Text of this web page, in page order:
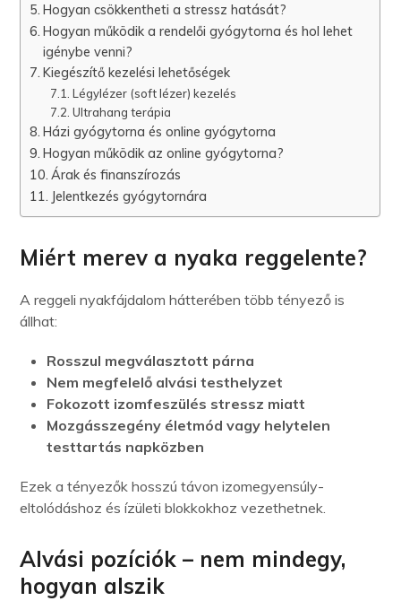
Hogyan csökkentheti a stressz hatását?
Hogyan működik a rendelői gyógytorna és hol lehet
igénybe venni?
Kiegészítő kezelési lehetőségek
Légylézer (soft lézer) kezelés
Ultrahang terápia
Házi gyógytorna és online gyógytorna
Hogyan működik az online gyógytorna?
Árak és finanszírozás
Jelentkezés gyógytornára
Miért merev a nyaka reggelente?
A reggeli nyakfájdalom hátterében több tényező is
állhat:
Rosszul megválasztott párna
Nem megfelelő alvási testhelyzet
Fokozott izomfeszülés stressz miatt
Mozgásszegény életmód vagy helytelen
testtartás napközben
Ezek a tényezők hosszú távon izomegyensúly-
eltolódáshoz és ízületi blokkokhoz vezethetnek.
Alvási pozíciók – nem mindegy,
hogyan alszik